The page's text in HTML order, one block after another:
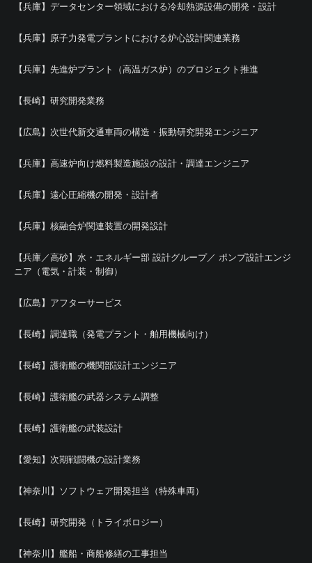
【兵庫】データセンター領域における冷却熱源設備の開発・設計
【兵庫】原子力発電プラントにおける炉心設計関連業務
【兵庫】先進炉プラント（高温ガス炉）のプロジェクト推進
【長崎】研究開発業務
【広島】次世代新交通車両の構造・振動研究開発エンジニア
【兵庫】高速炉向け燃料製造施設の設計・調達エンジニア
【兵庫】遠心圧縮機の開発・設計者
【兵庫】核融合炉関連装置の開発設計
【兵庫／高砂】水・エネルギー部 設計グループ／ ポンプ設計エンジ
ニア（電気・計装・制御）
【広島】アフターサービス
【長崎】調達職（発電プラント・舶用機械向け）
【長崎】護衛艦の機関部設計エンジニア
【長崎】護衛艦の武器システム調整
【長崎】護衛艦の武装設計
【愛知】次期戦闘機の設計業務
【神奈川】ソフトウェア開発担当（特殊車両）
【長崎】研究開発（トライボロジー）
【神奈川】艦船・商船修繕の工事担当